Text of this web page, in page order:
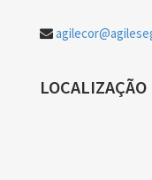
LOCALIZAÇÃO